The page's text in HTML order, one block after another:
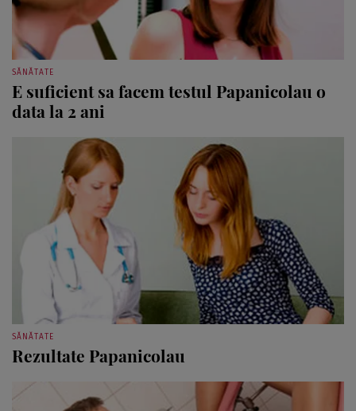
SĂNĂTATE
E suficient sa facem testul Papanicolau o
data la 2 ani
SĂNĂTATE
Rezultate Papanicolau